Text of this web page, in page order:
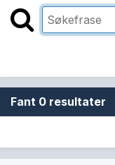
Fant 0 resultater